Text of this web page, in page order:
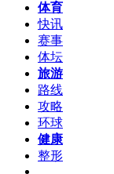
体育
快讯
赛事
体坛
旅游
路线
攻略
环球
健康
整形